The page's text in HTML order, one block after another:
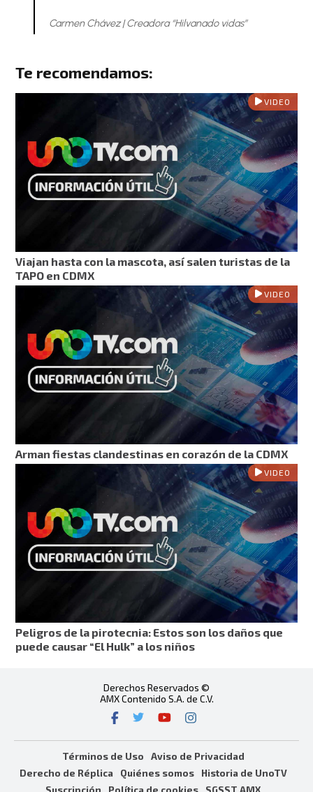
Carmen Chávez | Creadora “Hilvanado vidas”
Te recomendamos:
VIDEO
Viajan hasta con la mascota, así salen turistas de la
TAPO en CDMX
VIDEO
Arman fiestas clandestinas en corazón de la CDMX
VIDEO
Peligros de la pirotecnia: Estos son los daños que
puede causar “El Hulk” a los niños
Derechos Reservados ©
AMX Contenido S.A. de C.V.
Términos de Uso
Aviso de Privacidad
Derecho de Réplica
Quiénes somos
Historia de UnoTV